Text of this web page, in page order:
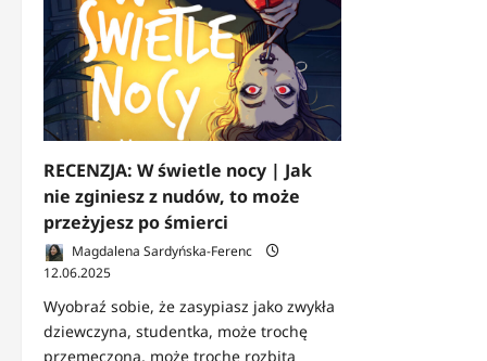
RECENZJA: W świetle nocy | Jak
nie zginiesz z nudów, to może
przeżyjesz po śmierci
Magdalena Sardyńska-Ferenc
12.06.2025
Wyobraź sobie, że zasypiasz jako zwykła
dziewczyna, studentka, może trochę
przemęczona, może trochę rozbita